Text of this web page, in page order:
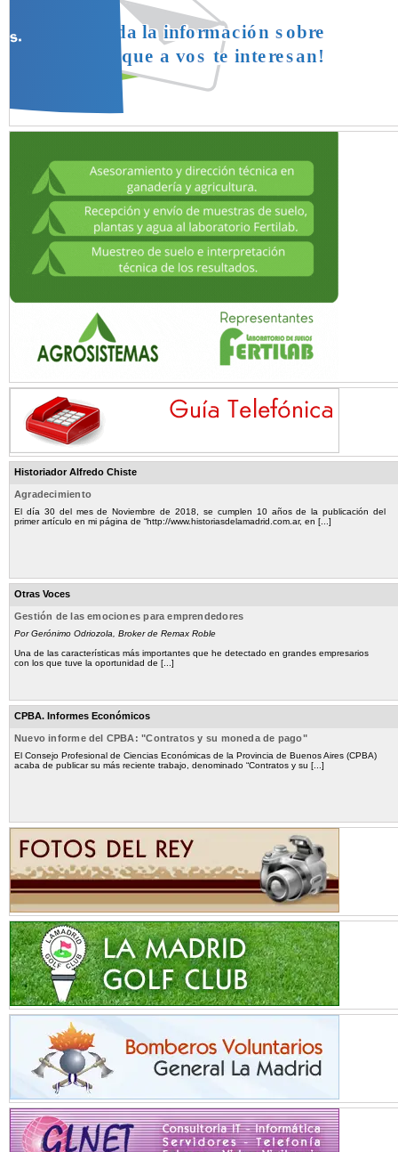
Historiador Alfredo Chiste
Agradecimiento
El día 30 del mes de Noviembre de 2018, se cumplen 10 años de la publicación del
primer artículo en mi página de “http://www.historiasdelamadrid.com.ar, en [...]
Otras Voces
Gestión de las emociones para emprendedores
Por Gerónimo Odriozola, Broker de Remax Roble
Una de las características más importantes que he detectado en grandes empresarios
con los que tuve la oportunidad de [...]
CPBA. Informes Económicos
Nuevo informe del CPBA: "Contratos y su moneda de pago"
El Consejo Profesional de Ciencias Económicas de la Provincia de Buenos Aires (CPBA)
acaba de publicar su más reciente trabajo, denominado “Contratos y su [...]